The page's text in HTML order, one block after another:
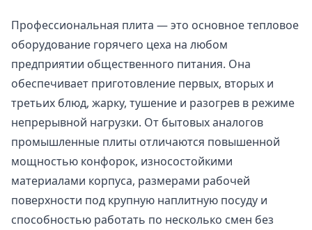
Профессиональная плита — это основное тепловое
оборудование горячего цеха на любом
предприятии общественного питания. Она
обеспечивает приготовление первых, вторых и
третьих блюд, жарку, тушение и разогрев в режиме
непрерывной нагрузки. От бытовых аналогов
промышленные плиты отличаются повышенной
мощностью конфорок, износостойкими
материалами корпуса, размерами рабочей
поверхности под крупную наплитную посуду и
способностью работать по несколько смен без